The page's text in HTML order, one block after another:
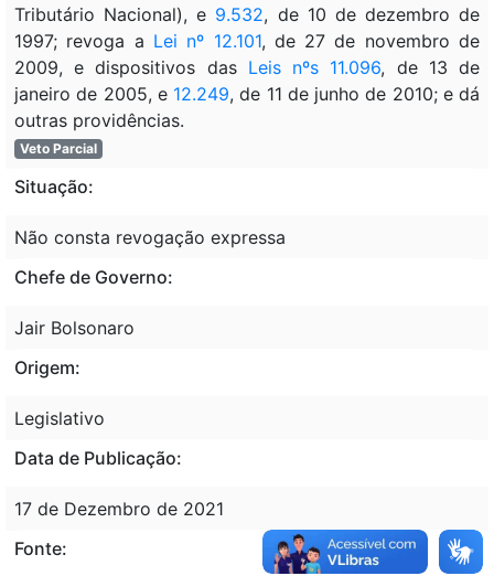
Tributário Nacional), e 9.532, de 10 de dezembro de
1997; revoga a Lei nº 12.101, de 27 de novembro de
2009, e dispositivos das Leis nºs 11.096, de 13 de
janeiro de 2005, e 12.249, de 11 de junho de 2010; e dá
outras providências.
Veto Parcial
Situação:
Não consta revogação expressa
Chefe de Governo:
Jair Bolsonaro
Origem:
Legislativo
Data de Publicação:
17 de Dezembro de 2021
Fonte: